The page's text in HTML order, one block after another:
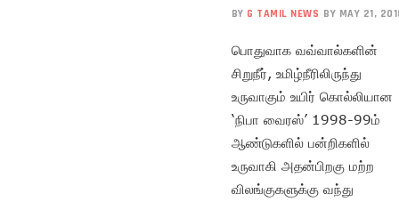
BY G TAMIL NEWS BY MAY 21,
பொதுவாக வவ்வால்களின்
சிறுநீர், உமிழ்நீரிலிருந்து
உருவாகும் உயிர் கொல்லியான
‘நிபா வைரஸ்’ 1998-99ம்
ஆண்டுகளில் பன்றிகளில்
உருவாகி அதன்பிறகு மற்ற
விலங்குகளுக்கு வந்து